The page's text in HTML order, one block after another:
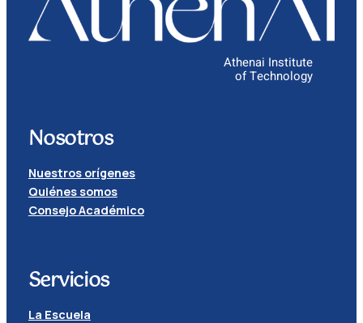
Athenai Institute
of Technology
Nosotros
Nuestros orígenes
Quiénes somos
Consejo Académico
Servicios
La Escuela